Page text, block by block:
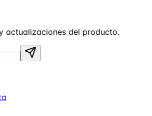
actualizaciones del producto.